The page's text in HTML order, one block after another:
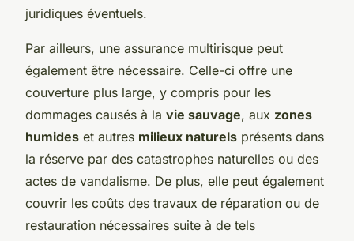
juridiques éventuels.
Par ailleurs, une assurance multirisque peut
également être nécessaire. Celle-ci offre une
couverture plus large, y compris pour les
dommages causés à la vie sauvage, aux zones
humides et autres milieux naturels présents dans
la réserve par des catastrophes naturelles ou des
actes de vandalisme. De plus, elle peut également
couvrir les coûts des travaux de réparation ou de
restauration nécessaires suite à de tels